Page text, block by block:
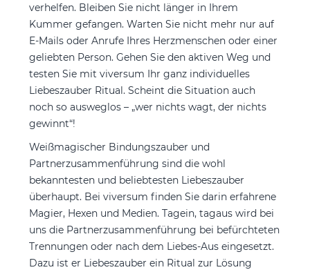
verhelfen. Bleiben Sie nicht länger in Ihrem
Kummer gefangen. Warten Sie nicht mehr nur auf
E-Mails oder Anrufe Ihres Herzmenschen oder einer
geliebten Person. Gehen Sie den aktiven Weg und
testen Sie mit viversum Ihr ganz individuelles
Liebeszauber Ritual. Scheint die Situation auch
noch so ausweglos – „wer nichts wagt, der nichts
gewinnt“!
Weißmagischer Bindungszauber und
Partnerzusammenführung sind die wohl
bekanntesten und beliebtesten Liebeszauber
überhaupt. Bei viversum finden Sie darin erfahrene
Magier, Hexen und Medien. Tagein, tagaus wird bei
uns die Partnerzusammenführung bei befürchteten
Trennungen oder nach dem Liebes-Aus eingesetzt.
Dazu ist er Liebeszauber ein Ritual zur Lösung